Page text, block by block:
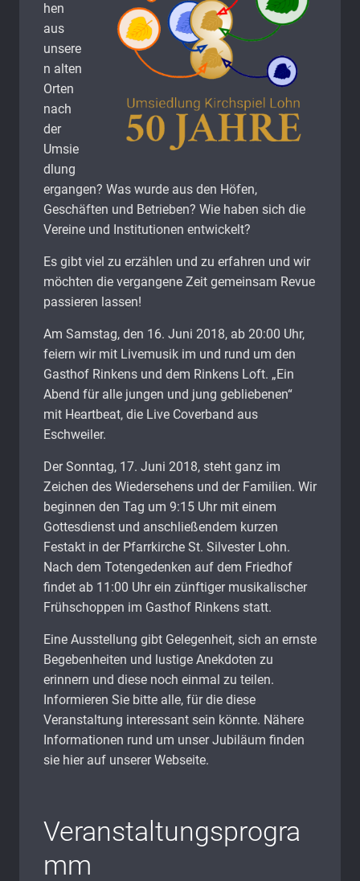
hen
aus
unsere
n alten
Orten
nach
der
Umsie
dlung
ergangen? Was wurde aus den Höfen,
Geschäften und Betrieben? Wie haben sich die
Vereine und Institutionen entwickelt?
Es gibt viel zu erzählen und zu erfahren und wir
möchten die vergangene Zeit gemeinsam Revue
passieren lassen!
Am Samstag, den 16. Juni 2018, ab 20:00 Uhr,
feiern wir mit Livemusik im und rund um den
Gasthof Rinkens und dem Rinkens Loft. „Ein
Abend für alle jungen und jung gebliebenen“
mit Heartbeat, die Live Coverband aus
Eschweiler.
Der Sonntag, 17. Juni 2018, steht ganz im
Zeichen des Wiedersehens und der Familien. Wir
beginnen den Tag um 9:15 Uhr mit einem
Gottesdienst und anschließendem kurzen
Festakt in der Pfarrkirche St. Silvester Lohn.
Nach dem Totengedenken auf dem Friedhof
findet ab 11:00 Uhr ein zünftiger musikalischer
Frühschoppen im Gasthof Rinkens statt.
Eine Ausstellung gibt Gelegenheit, sich an ernste
Begebenheiten und lustige Anekdoten zu
erinnern und diese noch einmal zu teilen.
Informieren Sie bitte alle, für die diese
Veranstaltung interessant sein könnte. Nähere
Informationen rund um unser Jubiläum finden
sie hier auf unserer Webseite.
Veranstaltungsprogra
mm